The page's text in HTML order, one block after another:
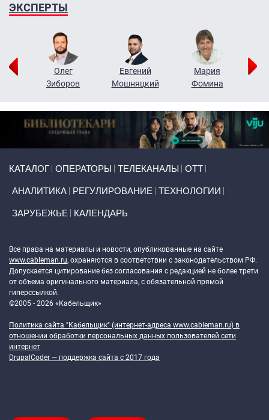
ЭКСПЕРТЫ
Олег
Зиборов
Евгений
Мошняцкий
Мария
Фомина
КАТАЛОГ ОПЕРАТОРЫ ТЕЛЕКАНАЛЫ ОТТ
АНАЛИТИКА РЕГУЛИРОВАНИЕ ТЕХНОЛОГИИ
ЗАРУБЕЖЬЕ КАЛЕНДАРЬ
Все права на материалы и новости, опубликованные на сайте
www.cableman.ru, охраняются в соответствии с законодательством РФ.
Допускается цитирование без согласования с редакцией не более трети
от объема оригинального материала, с обязательной прямой
гиперссылкой.
©2005 - 2026 «Кабельщик»
Политика сайта "Кабельщик" (интернет-адреса www.cableman.ru) в
отношении обработки персональных данных пользователей сети
интернет
DrupalCoder — поддержка сайта c 2017 года